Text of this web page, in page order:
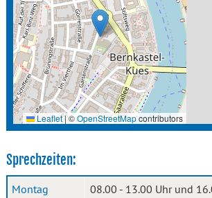
Leaflet|©OpenStreetMapcontributors
Sprechzeiten:
Montag
08.00 - 13.00 Uhr und